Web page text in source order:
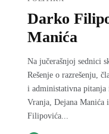
Darko
Manića
Na jučerašnjoj sednici
Rešenje o razrešenju,
i administativna pitanja
Vranja, Dejana Manića
Filipovića...